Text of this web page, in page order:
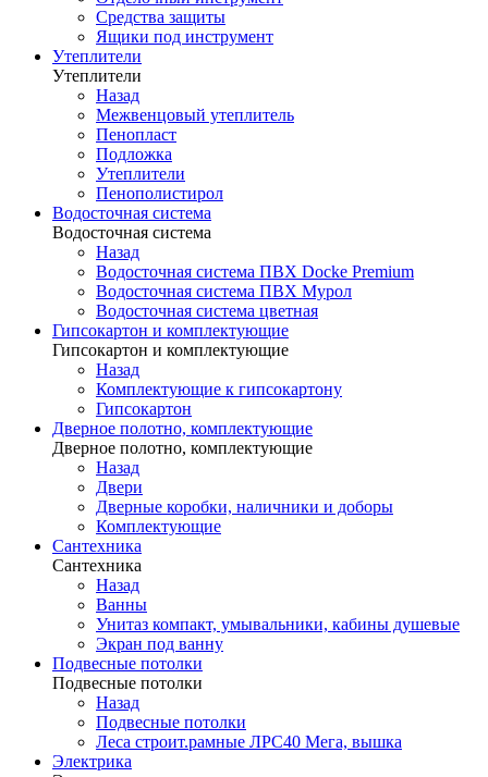
Средства защиты
Ящики под инструмент
Утеплители
Утеплители
Назад
Межвенцовый утеплитель
Пенопласт
Подложка
Утеплители
Пенополистирол
Водосточная система
Водосточная система
Назад
Водосточная система ПВХ Docke Premium
Водосточная система ПВХ Мурол
Водосточная система цветная
Гипсокартон и комплектующие
Гипсокартон и комплектующие
Назад
Комплектующие к гипсокартону
Гипсокартон
Дверное полотно, комплектующие
Дверное полотно, комплектующие
Назад
Двери
Дверные коробки, наличники и доборы
Комплектующие
Сантехника
Сантехника
Назад
Ванны
Унитаз компакт, умывальники, кабины душевые
Экран под ванну
Подвесные потолки
Подвесные потолки
Назад
Подвесные потолки
Леса строит.рамные ЛРС40 Мега, вышка
Электрика